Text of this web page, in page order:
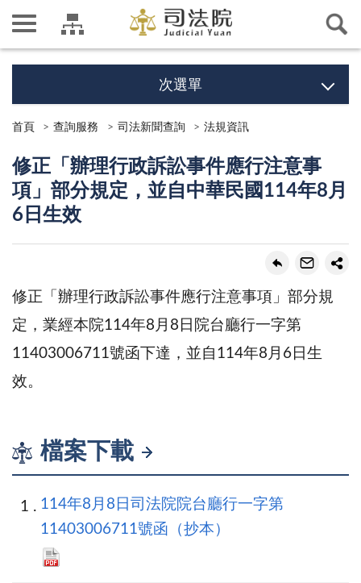
次選單
首頁 查詢服務 司法新聞查詢 法規資訊
修正「辦理行政訴訟事件應行注意事
項」部分規定，並自中華民國114年8月
6日生效
修正「辦理行政訴訟事件應行注意事項」部分規
定，業經本院114年8月8日院台廳行一字第
11403006711號函下達，並自114年8月6日生
效。
檔案下載
114年8月8日司法院院台廳行一字第
11403006711號函（抄本）